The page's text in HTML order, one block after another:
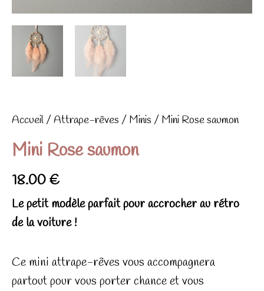
Accueil/ Attrape-rêves / Minis / Mini Rose saumon
Mini Rose saumon
18.00€
Le petit modèle parfait pour accrocher au rétro
de la voiture !
Ce mini attrape-rêves vous accompagnera
partout pour vous porter chance et vous